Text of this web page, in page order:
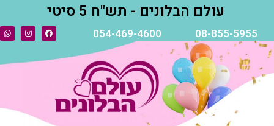
עולם הבלונים - תש"ח 5 סיטי
08-855-5955
054-469-4600